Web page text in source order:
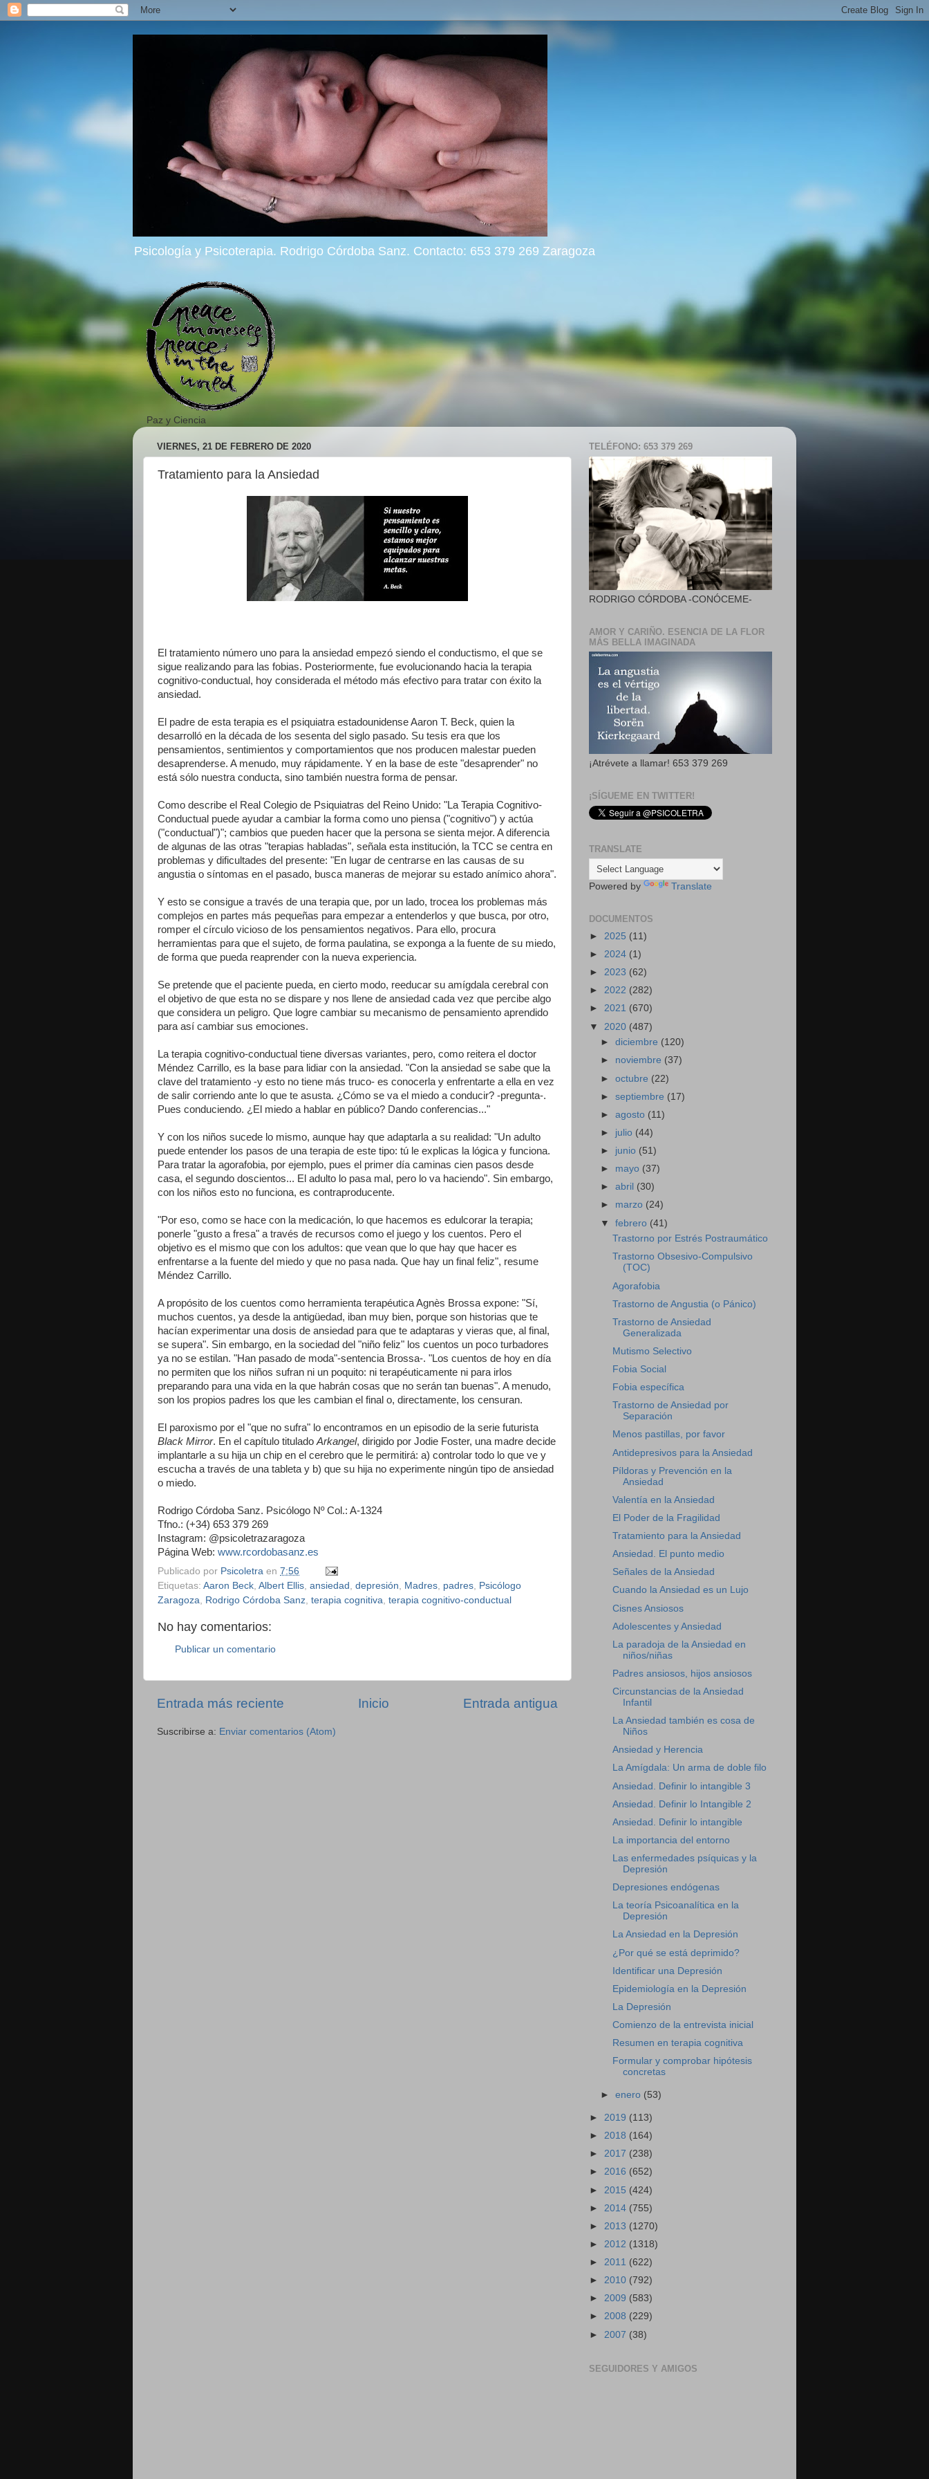
Psicología y Psicoterapia. Rodrigo Córdoba Sanz. Contacto: 653 379 269 Zaragoza
Paz y Ciencia
VIERNES, 21 DE FEBRERO DE 2020
Tratamiento para la Ansiedad
El tratamiento número uno para la ansiedad empezó siendo el conductismo, el que se
sigue realizando para las fobias. Posteriormente, fue evolucionando hacia la terapia
cognitivo-conductual, hoy considerada el método más efectivo para tratar con éxito la
ansiedad.
El padre de esta terapia es el psiquiatra estadounidense Aaron T. Beck, quien la
desarrolló en la década de los sesenta del siglo pasado. Su tesis era que los
pensamientos, sentimientos y comportamientos que nos producen malestar pueden
desaprenderse. A menudo, muy rápidamente. Y en la base de este "desaprender" no
está sólo nuestra conducta, sino también nuestra forma de pensar.
Como describe el Real Colegio de Psiquiatras del Reino Unido: "La Terapia Cognitivo-
Conductual puede ayudar a cambiar la forma como uno piensa ("cognitivo") y actúa
("conductual")"; cambios que pueden hacer que la persona se sienta mejor. A diferencia
de algunas de las otras "terapias habladas", señala esta institución, la TCC se centra en
problemas y dificultades del presente: "En lugar de centrarse en las causas de su
angustia o síntomas en el pasado, busca maneras de mejorar su estado anímico ahora".
Y esto se consigue a través de una terapia que, por un lado, trocea los problemas más
complejos en partes más pequeñas para empezar a entenderlos y que busca, por otro,
romper el círculo vicioso de los pensamientos negativos. Para ello, procura
herramientas para que el sujeto, de forma paulatina, se exponga a la fuente de su miedo,
de forma que pueda reaprender con la nueva experiencia.
Se pretende que el paciente pueda, en cierto modo, reeducar su amígdala cerebral con
el objetivo de que esta no se dispare y nos llene de ansiedad cada vez que percibe algo
que considera un peligro. Que logre cambiar su mecanismo de pensamiento aprendido
para así cambiar sus emociones.
La terapia cognitivo-conductual tiene diversas variantes, pero, como reitera el doctor
Méndez Carrillo, es la base para lidiar con la ansiedad. "Con la ansiedad se sabe que la
clave del tratamiento -y esto no tiene más truco- es conocerla y enfrentarte a ella en vez
de salir corriendo ante lo que te asusta. ¿Cómo se va el miedo a conducir? -pregunta-.
Pues conduciendo. ¿El miedo a hablar en público? Dando conferencias..."
Y con los niños sucede lo mismo, aunque hay que adaptarla a su realidad: "Un adulto
puede entender los pasos de una terapia de este tipo: tú le explicas la lógica y funciona.
Para tratar la agorafobia, por ejemplo, pues el primer día caminas cien pasos desde
casa, el segundo doscientos... El adulto lo pasa mal, pero lo va haciendo". Sin embargo,
con los niños esto no funciona, es contraproducente.
"Por eso, como se hace con la medicación, lo que hacemos es edulcorar la terapia;
ponerle "gusto a fresa" a través de recursos como el juego y los cuentos. Pero el
objetivo es el mismo que con los adultos: que vean que lo que hay que hacer es
enfrentarse a la fuente del miedo y que no pasa nada. Que hay un final feliz", resume
Méndez Carrillo.
A propósito de los cuentos como herramienta terapéutica Agnès Brossa expone: "Sí,
muchos cuentos, ya desde la antigüedad, iban muy bien, porque son historias que te
hacían experimentar una dosis de ansiedad para que te adaptaras y vieras que, al final,
se supera". Sin embargo, en la sociedad del "niño feliz" los cuentos un poco turbadores
ya no se estilan. "Han pasado de moda"-sentencia Brossa-. "Los cuentos de hoy en día
no permiten que los niños sufran ni un poquito: ni terapéuticamente ni para irlos
preparando para una vida en la que habrán cosas que no serán tan buenas". A menudo,
son los propios padres los que les cambian el final o, directamente, los censuran.
El paroxismo por el "que no sufra" lo encontramos en un episodio de la serie futurista
Black Mirror. En el capítulo titulado Arkangel, dirigido por Jodie Foster, una madre decide
implantarle a su hija un chip en el cerebro que le permitirá: a) controlar todo lo que ve y
escucha a través de una tableta y b) que su hija no experimente ningún tipo de ansiedad
o miedo.
Rodrigo Córdoba Sanz. Psicólogo Nº Col.: A-1324
Tfno.: (+34) 653 379 269
Instagram: @psicoletrazaragoza
Página Web: www.rcordobasanz.es
Publicado por Psicoletra en 7:56
Etiquetas: Aaron Beck Albert Ellis ansiedad depresión Madres padres Psicólogo
Zaragoza
Rodrigo Córdoba Sanz terapia cognitiva terapia cognitivo-conductual
No hay comentarios:
Publicar un comentario
Entrada más reciente Entrada antigua
Inicio
Suscribirse a: Enviar comentarios (Atom)
TELÉFONO: 653 379 269
RODRIGO CÓRDOBA -CONÓCEME-
AMOR Y CARIÑO. ESENCIA DE LA FLOR
MÁS BELLA IMAGINADA
¡Atrévete a llamar! 653 379 269
¡SÍGUEME EN TWITTER!
TRANSLATE
Powered by Translate
DOCUMENTOS
► 2025 (11)
► 2024 (1)
► 2023 (62)
► 2022 (282)
► 2021 (670)
▼ 2020 (487)
►diciembre (120)
► noviembre (37)
►octubre (22)
►septiembre (17)
►agosto (11)
► julio (44)
► junio (51)
► mayo (37)
►abril (30)
► marzo (24)
▼febrero (41)
Trastorno por Estrés Postraumático
Trastorno Obsesivo-Compulsivo
(TOC)
Agorafobia
Trastorno de Angustia (o Pánico)
Trastorno de Ansiedad
Generalizada
Mutismo Selectivo
Fobia Social
Fobia específica
Trastorno de Ansiedad por
Separación
Menos pastillas, por favor
Antidepresivos para la Ansiedad
Píldoras y Prevención en la
Ansiedad
Valentía en la Ansiedad
El Poder de la Fragilidad
Tratamiento para la Ansiedad
Ansiedad. El punto medio
Señales de la Ansiedad
Cuando la Ansiedad es un Lujo
Cisnes Ansiosos
Adolescentes y Ansiedad
La paradoja de la Ansiedad en
niños/niñas
Padres ansiosos, hijos ansiosos
Circunstancias de la Ansiedad
Infantil
La Ansiedad también es cosa de
Niños
Ansiedad y Herencia
La Amígdala: Un arma de doble filo
Ansiedad. Definir lo intangible 3
Ansiedad. Definir lo Intangible 2
Ansiedad. Definir lo intangible
La importancia del entorno
Las enfermedades psíquicas y la
Depresión
Depresiones endógenas
La teoría Psicoanalítica en la
Depresión
La Ansiedad en la Depresión
¿Por qué se está deprimido?
Identificar una Depresión
Epidemiología en la Depresión
La Depresión
Comienzo de la entrevista inicial
Resumen en terapia cognitiva
Formular y comprobar hipótesis
concretas
►enero (53)
► 2019 (113)
► 2018 (164)
► 2017 (238)
► 2016 (652)
► 2015 (424)
► 2014 (755)
► 2013 (1270)
► 2012 (1318)
► 2011 (622)
► 2010 (792)
► 2009 (583)
► 2008 (229)
► 2007 (38)
SEGUIDORES Y AMIGOS